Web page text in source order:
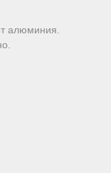
алюминия.